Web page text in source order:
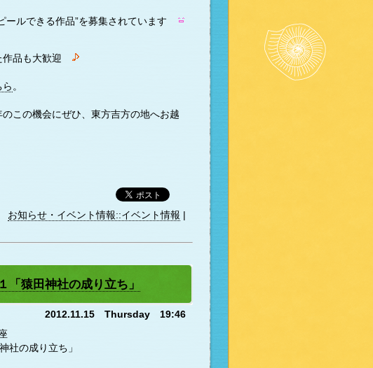
ールできる作品”を募集されています
作品も大歓迎
ら。
この機会にぜひ、東方吉方の地へお越
お知らせ・イベント情報::イベント情報 |
猿田神社の成り立ち」
2012.11.15 Thursday 19:46
の成り立ち」